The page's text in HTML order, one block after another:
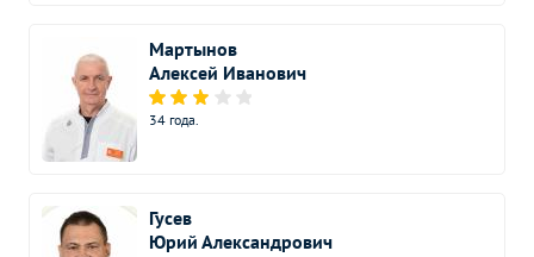
Электроэнцефалография
(ЭЭГ)
Эндоскопические методы
Ректороманоскопия
Мартынов
Алексей Иванович
34 года.
Гусев
Юрий Александрович